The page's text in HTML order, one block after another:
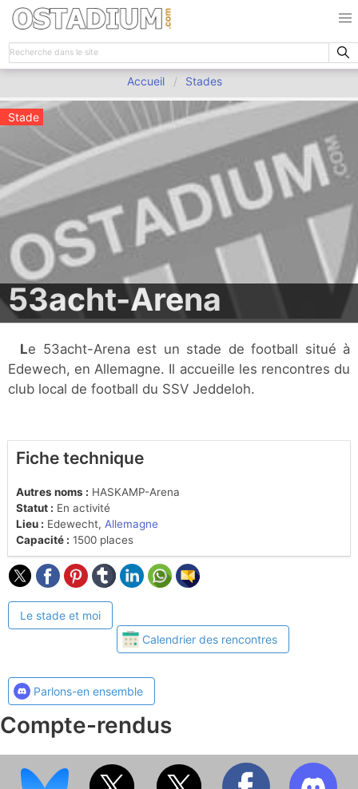
Accueil Stades
Stade
53acht-Arena
Le 53acht-Arena est un stade de football situé à
Edewech, en Allemagne. Il accueille les rencontres du
club local de football du SSV Jeddeloh.
Fiche technique
Autres noms : HASKAMP-Arena
Statut : En activité
Lieu : Edewecht, Allemagne
Capacité : 1500 places
Le stade et moi
Calendrier des rencontres
Parlons-en ensemble
Compte-rendus